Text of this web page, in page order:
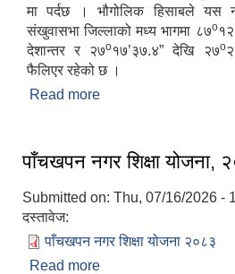
मा पर्दछ । भौगोलिक हिसाबले यस
संखुवासभा जिल्लाको मध्य भागमा ८७o
देशान्तर र २७o१७’३७.४” देखि २७o
फैलिएर रहेको छ ।
Read more
पाँचखपन नगर शिक्षा योजना,
Submitted on: Thu, 07/16/2026 -
दस्तावेज:
पाँचखपन नगर शिक्षा योजना २०८३
Read more